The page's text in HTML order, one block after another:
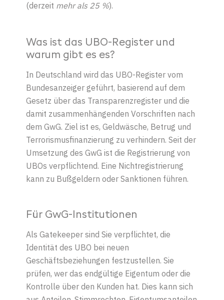
(derzeit mehr als 25 %).
Was ist das UBO-Register und
warum gibt es es?
In Deutschland wird das UBO-Register vom
Bundesanzeiger geführt, basierend auf dem
Gesetz über das Transparenzregister und die
damit zusammenhängenden Vorschriften nach
dem GwG. Ziel ist es, Geldwäsche, Betrug und
Terrorismusfinanzierung zu verhindern. Seit der
Umsetzung des GwG ist die Registrierung von
UBOs verpflichtend. Eine Nichtregistrierung
kann zu Bußgeldern oder Sanktionen führen.
Für GwG-Institutionen
Als Gatekeeper sind Sie verpflichtet, die
Identität des UBO bei neuen
Geschäftsbeziehungen festzustellen. Sie
prüfen, wer das endgültige Eigentum oder die
Kontrolle über den Kunden hat. Dies kann sich